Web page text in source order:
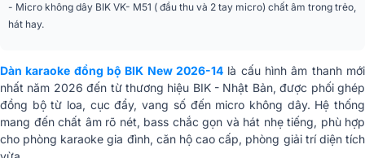
- Micro không dây BIK VK- M51 ( đầu thu và 2 tay micro) chất âm trong trẻo,
hát hay.
Dàn karaoke đồng bộ BIK New 2026-14 là cấu hình âm thanh mới
nhất năm 2026 đến từ thương hiệu BIK - Nhật Bản, được phối ghép
đồng bộ từ loa, cục đẩy, vang số đến micro không dây. Hệ thống
mang đến chất âm rõ nét, bass chắc gọn và hát nhẹ tiếng, phù hợp
cho phòng karaoke gia đình, căn hộ cao cấp, phòng giải trí diện tích